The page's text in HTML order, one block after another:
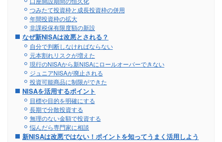
つみたて投資枠と成長投資枠の併用
年間投資枠の拡大
非課税保有限度額の新設
なぜ新NISAは改悪とされる？
自分で判断しなければならない
元本割れリスクが増えた
現行のNISAから新NISAにロールオーバーできない
ジュニアNISAが廃止される
投資可能商品に制限ができた
NISAを活用するポイント
目標や目的を明確にする
長期で分散投資する
無理のない金額で投資する
悩んだら専門家に相談
新NISAは改悪ではない！ポイントを知ってうまく活用しよう